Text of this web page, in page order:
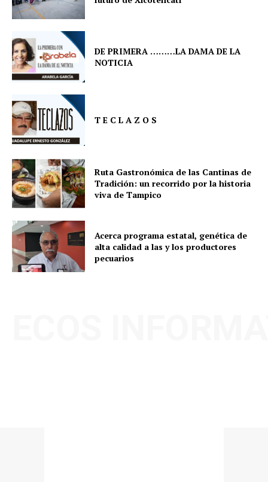
DE PRIMERA ………LA DAMA DE LA
NOTICIA
T E C L A Z O S
Ruta Gastronómica de las Cantinas de
Tradición: un recorrido por la historia
viva de Tampico
Acerca programa estatal, genética de
alta calidad a las y los productores
pecuarios